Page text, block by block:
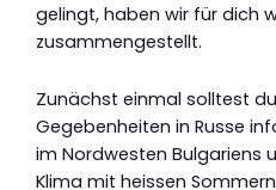
gelingt, haben wir für dich
zusammengestellt.
Zunächst einmal solltest
Gegebenheiten in Russe
im Nordwesten Bulgariens
Klima mit heissen